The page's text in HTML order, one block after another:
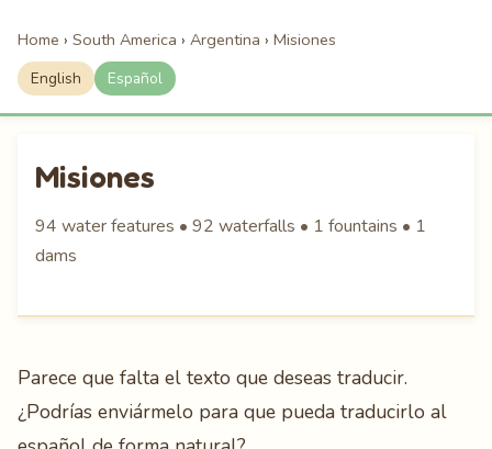
Home › South America › Argentina › Misiones
English Español
Misiones
94 water features • 92 waterfalls • 1 fountains • 1
dams
Parece que falta el texto que deseas traducir.
¿Podrías enviármelo para que pueda traducirlo al